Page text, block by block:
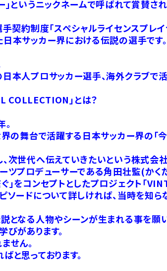
というニックネームで呼ばれて賞賛さ
約制度「スペシャルライセンスプレ
本サッカー界における伝説の選手です。
本人プロサッカー選手、海外クラブで
」とは？
の舞台で活躍する日本サッカー界の「今
次世代へ伝えていきたいという株式会
ツプロデューサーである角田壮監(かく
をコンセプトとしたプロジェクト「
ソードについて詳しければ、当時を知
となる人物やシーンが生まれる事を願
があります。
せん。
と思っております。